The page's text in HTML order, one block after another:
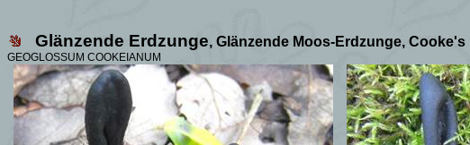
Glänzende Erdzunge, Glänzende Moos-Erdzunge,
GEOGLOSSUM COOKEIANUM